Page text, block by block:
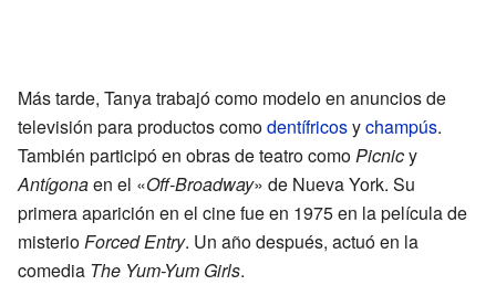
Más tarde, Tanya trabajó como modelo en anuncios de
televisión para productos comodentífricosychampús.
También participó en obras de teatro comoPicnicy
Antígonaen el «Off-Broadway» de Nueva York. Su
primera aparición en el cine fue en 1975 en la película de
misterioForced Entry. Un año después, actuó en la
comedia The Yum-Yum Girls.